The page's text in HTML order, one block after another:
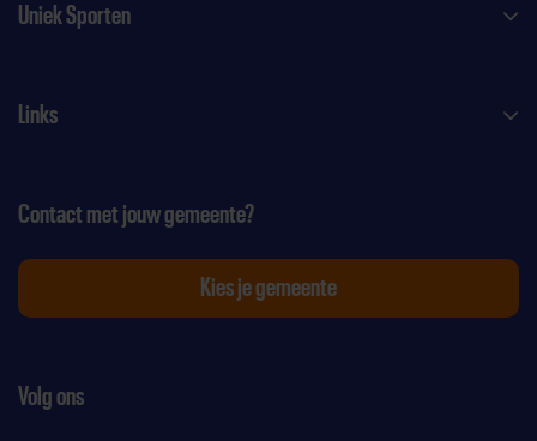
Uniek Sporten
Links
Volg ons
Contact met jouw gemeente?
Kies je gemeente